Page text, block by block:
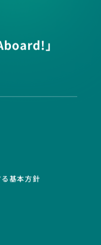
」
る基本方針